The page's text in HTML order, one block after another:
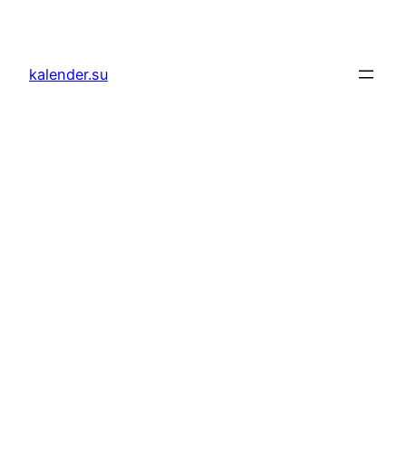
springen
kalender.su